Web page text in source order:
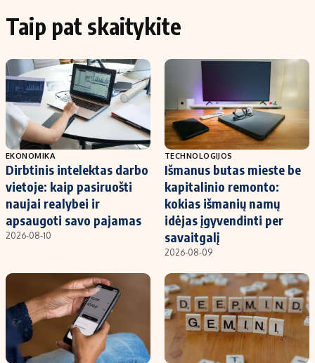
Taip pat skaitykite
EKONOMIKA
Dirbtinis intelektas darbo
vietoje: kaip pasiruošti
naujai realybei ir
apsaugoti savo pajamas
2026-08-10
TECHNOLOGIJOS
Išmanus butas mieste be
kapitalinio remonto:
kokias išmanių namų
idėjas įgyvendinti per
savaitgalį
2026-08-09